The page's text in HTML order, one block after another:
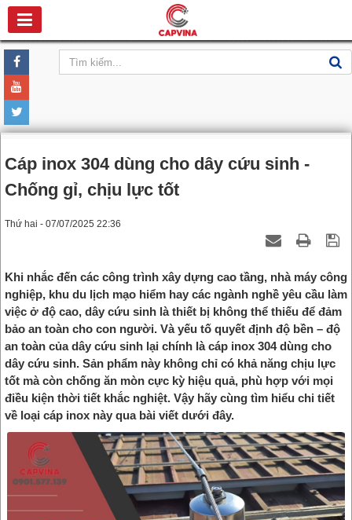
Cáp inox 304 dùng cho dây cứu sinh -
Chống gỉ, chịu lực tốt
Thứ hai - 07/07/2025 22:36
Khi nhắc đến các công trình xây dựng cao tầng, nhà máy công
nghiệp, khu du lịch mạo hiểm hay các ngành nghề yêu cầu làm
việc ở độ cao, dây cứu sinh là thiết bị không thể thiếu để đảm
bảo an toàn cho con người. Và yếu tố quyết định độ bền – độ
an toàn của dây cứu sinh lại chính là cáp inox 304 dùng cho
dây cứu sinh. Sản phẩm này không chỉ có khả năng chịu lực
tốt mà còn chống ăn mòn cực kỳ hiệu quả, phù hợp với mọi
điều kiện thời tiết khắc nghiệt. Vậy hãy cùng tìm hiểu chi tiết
về loại cáp inox này qua bài viết dưới đây.